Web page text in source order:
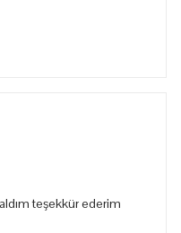
teşekkür ederim